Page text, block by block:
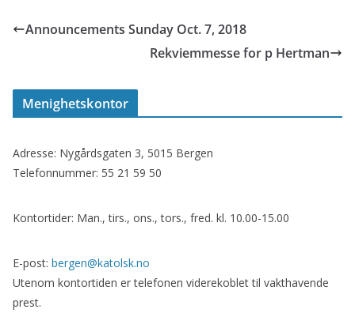
Announcements Sunday Oct. 7, 2018
Rekviemmesse for p Hertman
Menighetskontor
Adresse: Nygårdsgaten 3, 5015 Bergen
Telefonnummer: 55 21 59 50
Kontortider: Man., tirs., ons., tors., fred. kl. 10.00-15.00
E-post: bergen@katolsk.no
Utenom kontortiden er telefonen viderekoblet til vakthavende
prest.